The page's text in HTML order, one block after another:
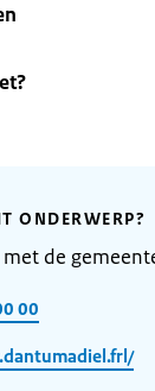
ONDERWERP?
de
00